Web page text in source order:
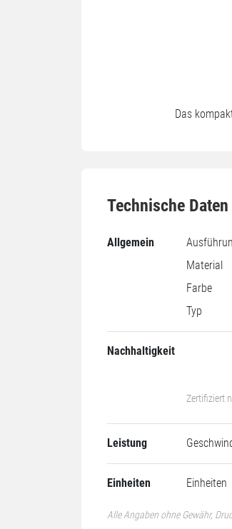
Das
Technische Daten
Allgemein
Material
Farbe
Typ
Nachhaltigkeit
Zertifiziert
Leistung
Einheiten Einheiten
Alle Angaben ohne Gewähr,